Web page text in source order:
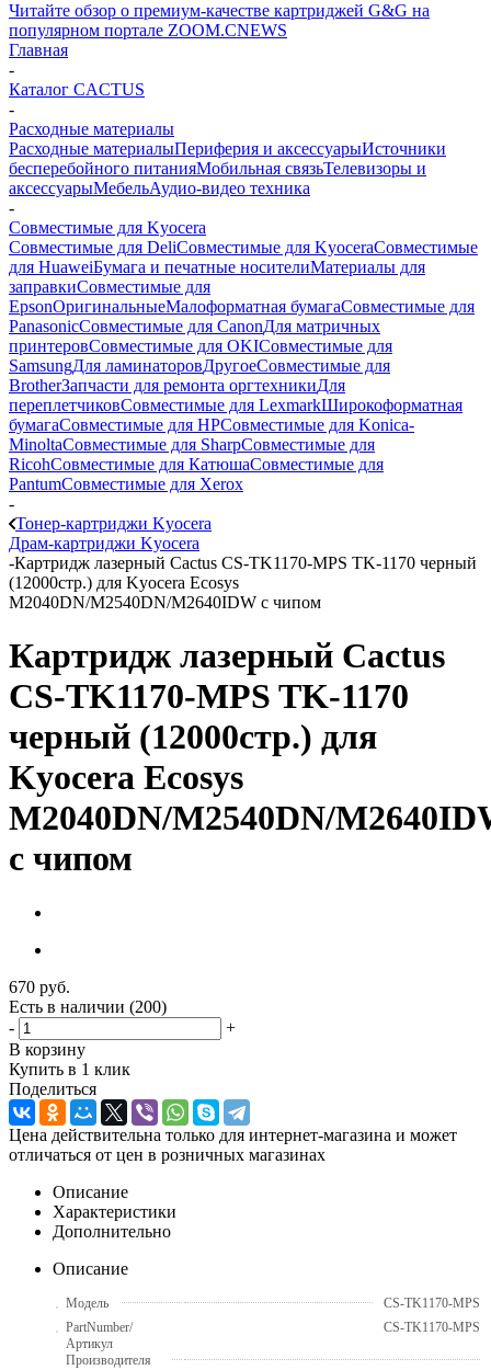
Читайте обзор о премиум-качестве картриджей G&G на
популярном портале ZOOM.CNEWS
Главная
-
Каталог CACTUS
-
Расходные материалы
Расходные материалыПериферия и аксессуарыИсточники
бесперебойного питанияМобильная связьТелевизоры и
аксессуарыМебельАудио-видео техника
-
Совместимые для Kyocera
Совместимые для DeliСовместимые для KyoceraСовместимые
для HuaweiБумага и печатные носителиМатериалы для
заправкиСовместимые для
EpsonОригинальныеМалоформатная бумагаСовместимые для
PanasonicСовместимые для CanonДля матричных
принтеровСовместимые для OKIСовместимые для
SamsungДля ламинаторовДругоеСовместимые для
BrotherЗапчасти для ремонта оргтехникиДля
переплетчиковСовместимые для LexmarkШирокоформатная
бумагаСовместимые для HPСовместимые для Konica-
MinoltaСовместимые для SharpСовместимые для
RicohСовместимые для КатюшаСовместимые для
PantumСовместимые для Xerox
-
Тонер-картриджи Kyocera
Драм-картриджи Kyocera
-Картридж лазерный Cactus CS-TK1170-MPS TK-1170 черный
(12000стр.) для Kyocera Ecosys
M2040DN/M2540DN/M2640IDW с чипом
Картридж лазерный Cactus
CS-TK1170-MPS TK-1170
черный (12000стр.) для
Kyocera Ecosys
M2040DN/M2540DN/
с чипом
670 руб.
Есть в наличии (200)
-
+
В корзину
Купить в 1 клик
Поделиться
Цена действительна только для интернет-магазина и может
отличаться от цен в розничных магазинах
Описание
Характеристики
Дополнительно
Описание
Модель
CS-TK1170-MPS
PartNumber/
Артикул
Производителя
CS-TK1170-MPS